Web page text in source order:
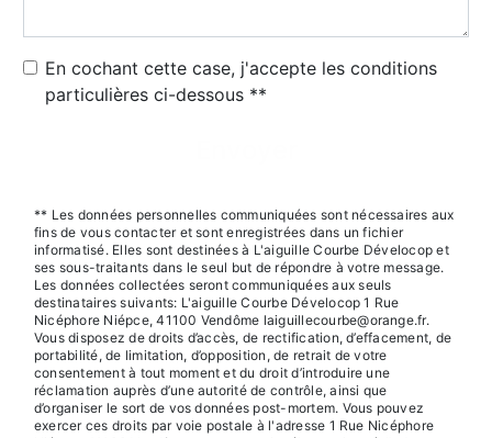
En cochant cette case, j'accepte les conditions
particulières ci-dessous **
** Les données personnelles communiquées sont nécessaires aux
fins de vous contacter et sont enregistrées dans un fichier
informatisé. Elles sont destinées à L'aiguille Courbe Dévelocop et
ses sous-traitants dans le seul but de répondre à votre message.
Les données collectées seront communiquées aux seuls
destinataires suivants: L'aiguille Courbe Dévelocop 1 Rue
Nicéphore Niépce, 41100 Vendôme laiguillecourbe@orange.fr.
Vous disposez de droits d’accès, de rectification, d’effacement, de
portabilité, de limitation, d’opposition, de retrait de votre
consentement à tout moment et du droit d’introduire une
réclamation auprès d’une autorité de contrôle, ainsi que
d’organiser le sort de vos données post-mortem. Vous pouvez
exercer ces droits par voie postale à l'adresse 1 Rue Nicéphore